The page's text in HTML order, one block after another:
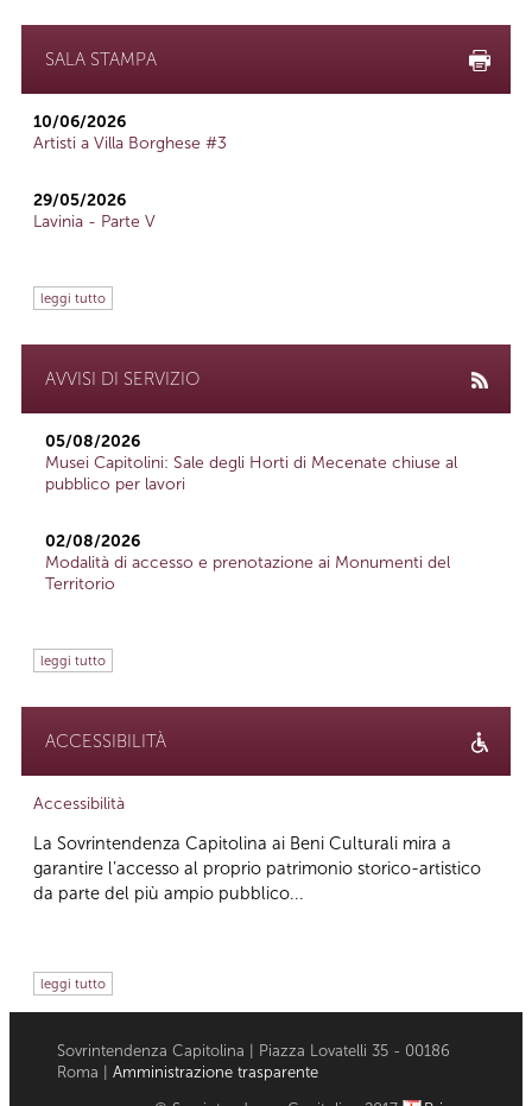
SALA STAMPA
10/06/2026
Artisti a Villa Borghese #3
29/05/2026
Lavinia - Parte V
leggi tutto
AVVISI DI SERVIZIO
05/08/2026
Musei Capitolini: Sale degli Horti di Mecenate chiuse al
pubblico per lavori
02/08/2026
Modalità di accesso e prenotazione ai Monumenti del
Territorio
leggi tutto
ACCESSIBILITÀ
Accessibilità
La Sovrintendenza Capitolina ai Beni Culturali mira a
garantire l’accesso al proprio patrimonio storico-artistico
da parte del più ampio pubblico...
leggi tutto
Sovrintendenza Capitolina | Piazza Lovatelli 35 - 00186
Roma | Amministrazione trasparente